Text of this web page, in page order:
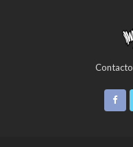
Contacto